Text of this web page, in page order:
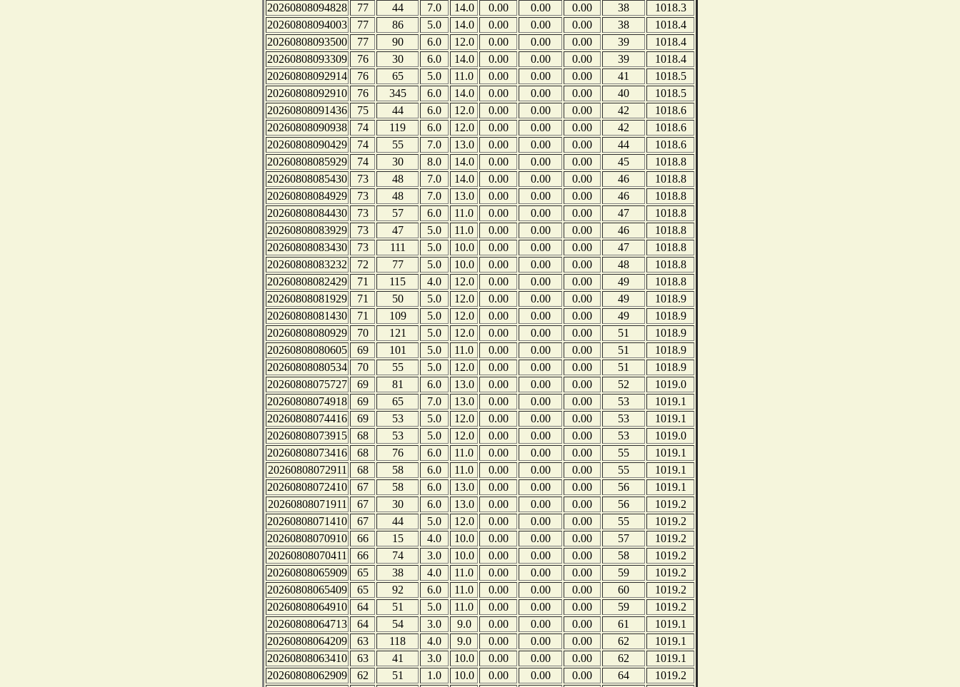
20260808094828
77 44 7.0 14.0 0.00 0.00 0.00 38
1018.3
20260808094003
77 86 5.0 14.0 0.00 0.00 0.00 38
1018.4
20260808093500
77 90 6.0 12.0 0.00 0.00 0.00 39
1018.4
20260808093309
76 30 6.0 14.0 0.00 0.00 0.00 39
1018.4
20260808092914
76 65 5.0 11.0 0.00 0.00 0.00 41
1018.5
20260808092910
76 345 6.0 14.0 0.00 0.00 0.00 40
1018.5
20260808091436
75 44 6.0 12.0 0.00 0.00 0.00 42
1018.6
20260808090938
74 119 6.0 12.0 0.00 0.00 0.00 42
1018.6
20260808090429
74 55 7.0 13.0 0.00 0.00 0.00 44
1018.6
20260808085929
74 30 8.0 14.0 0.00 0.00 0.00 45
1018.8
20260808085430
73 48 7.0 14.0 0.00 0.00 0.00 46
1018.8
20260808084929
73 48 7.0 13.0 0.00 0.00 0.00 46
1018.8
20260808084430
73 57 6.0 11.0 0.00 0.00 0.00 47
1018.8
20260808083929
73 47 5.0 11.0 0.00 0.00 0.00 46
1018.8
20260808083430
73 111 5.0 10.0 0.00 0.00 0.00 47
1018.8
20260808083232
72 77 5.0 10.0 0.00 0.00 0.00 48
1018.8
20260808082429
71 115 4.0 12.0 0.00 0.00 0.00 49
1018.8
20260808081929
71 50 5.0 12.0 0.00 0.00 0.00 49
1018.9
20260808081430
71 109 5.0 12.0 0.00 0.00 0.00 49
1018.9
20260808080929
70 121 5.0 12.0 0.00 0.00 0.00 51
1018.9
20260808080605
69 101 5.0 11.0 0.00 0.00 0.00 51
1018.9
20260808080534
70 55 5.0 12.0 0.00 0.00 0.00 51
1018.9
20260808075727
69 81 6.0 13.0 0.00 0.00 0.00 52
1019.0
20260808074918
69 65 7.0 13.0 0.00 0.00 0.00 53
1019.1
20260808074416
69 53 5.0 12.0 0.00 0.00 0.00 53
1019.1
20260808073915
68 53 5.0 12.0 0.00 0.00 0.00 53
1019.0
20260808073416
68 76 6.0 11.0 0.00 0.00 0.00 55
1019.1
20260808072911
68 58 6.0 11.0 0.00 0.00 0.00 55
1019.1
20260808072410
67 58 6.0 13.0 0.00 0.00 0.00 56
1019.1
20260808071911
67 30 6.0 13.0 0.00 0.00 0.00 56
1019.2
20260808071410
67 44 5.0 12.0 0.00 0.00 0.00 55
1019.2
20260808070910
66 15 4.0 10.0 0.00 0.00 0.00 57
1019.2
20260808070411
66 74 3.0 10.0 0.00 0.00 0.00 58
1019.2
20260808065909
65 38 4.0 11.0 0.00 0.00 0.00 59
1019.2
20260808065409
65 92 6.0 11.0 0.00 0.00 0.00 60
1019.2
20260808064910
64 51 5.0 11.0 0.00 0.00 0.00 59
1019.2
20260808064713
64 54 3.0 9.0 0.00 0.00 0.00 61
1019.1
20260808064209
63 118 4.0 9.0 0.00 0.00 0.00 62
1019.1
20260808063410
63 41 3.0 10.0 0.00 0.00 0.00 62
1019.1
20260808062909
62 51 1.0 10.0 0.00 0.00 0.00 64
1019.2